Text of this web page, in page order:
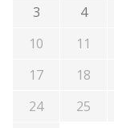
3
4
10
11
17
18
24
25